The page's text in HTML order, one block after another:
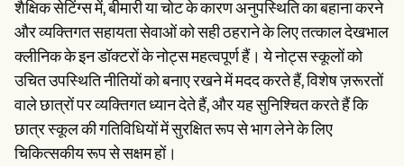
शैक्षिक सेटिंग्स में, बीमारी या चोट के कारण अनुपस्थिति का बहाना करने
और व्यक्तिगत सहायता सेवाओं को सही ठहराने के लिए तत्काल देखभाल
क्लीनिक के इन डॉक्टरों के नोट्स महत्वपूर्ण हैं। ये नोट्स स्कूलों को
उचित उपस्थिति नीतियों को बनाए रखने में मदद करते हैं, विशेष ज़रूरतों
वाले छात्रों पर व्यक्तिगत ध्यान देते हैं, और यह सुनिश्चित करते हैं कि
छात्र स्कूल की गतिविधियों में सुरक्षित रूप से भाग लेने के लिए
चिकित्सकीय रूप से सक्षम हों।